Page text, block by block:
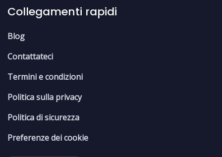
Collegamenti rapidi
Blog
Contattateci
Termini e condizioni
Politica sulla privacy
Politica di sicurezza
Preferenze dei cookie